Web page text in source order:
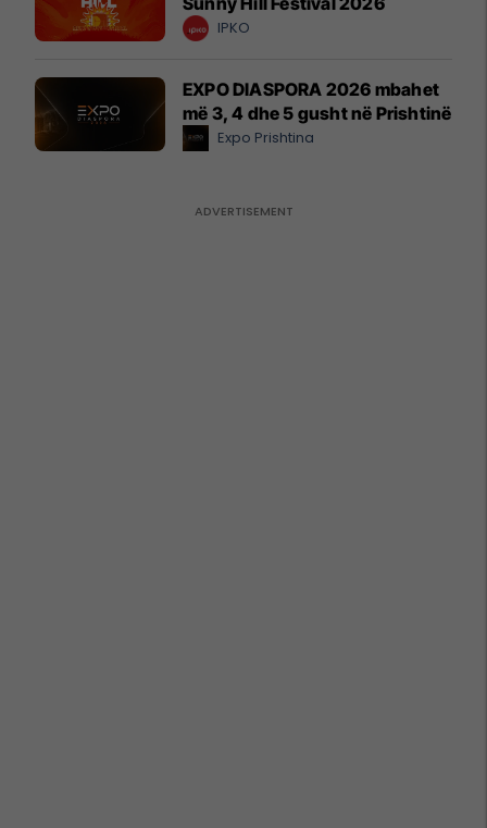
IPKO
EXPO DIASPORA 2026 mbahet
më 3, 4 dhe 5 gusht në Prishtinë
Expo Prishtina